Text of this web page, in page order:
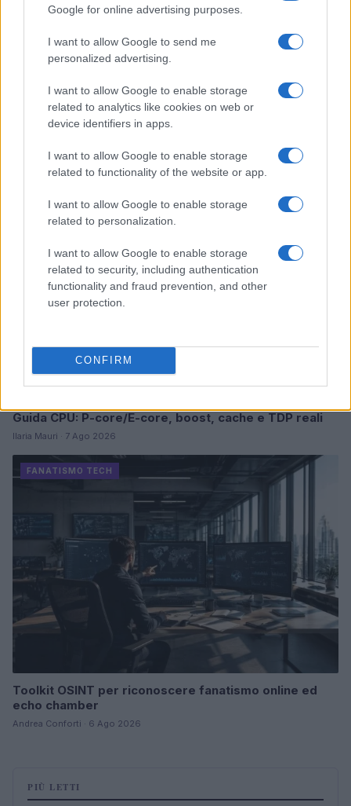
Google for online advertising purposes.
I want to allow Google to send me
personalized advertising.
I want to allow Google to enable storage
related to analytics like cookies on web or
device identifiers in apps.
I want to allow Google to enable storage
related to functionality of the website or app.
I want to allow Google to enable storage
related to personalization.
I want to allow Google to enable storage
related to security, including authentication
functionality and fraud prevention, and other
user protection.
CONFIRM
Dalla musica alla letteratura: il viaggio di Francesco
FANATISMO TECH
Guida CPU: P-core/E-core, boost, cache e TDP reali
Ilaria Mauri · 7 Ago 2026
FANATISMO TECH
Toolkit OSINT per riconoscere fanatismo online ed
echo chamber
Andrea Conforti · 6 Ago 2026
PIÙ LETTI